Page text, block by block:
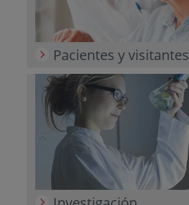
Pacientes y visitantes